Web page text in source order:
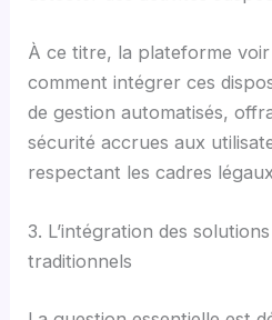
À ce titre, la plateforme
comment intégrer ces
de gestion automatisés,
sécurité accrues aux
respectant les cadres
3. L’intégration des
traditionnels